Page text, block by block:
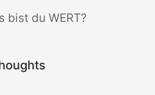
bist du WERT?